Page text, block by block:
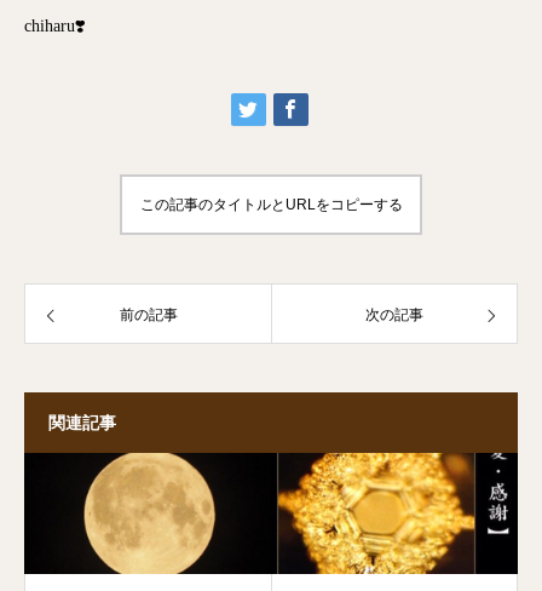
chiharu❣️
この記事のタイトルとURLをコピーする
前の記事 次の記事
関連記事